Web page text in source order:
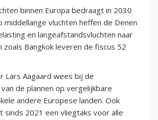
binnen Europa bedraagt in 2030
middellange vluchten heffen de Denen
en langeafstandsvluchten naar
zoals Bangkok leveren de fiscus 52
Lars Aagaard wees bij de
de plannen op vergelijkbare
andere Europese landen. Ook
sinds 2021 een vliegtaks voor alle